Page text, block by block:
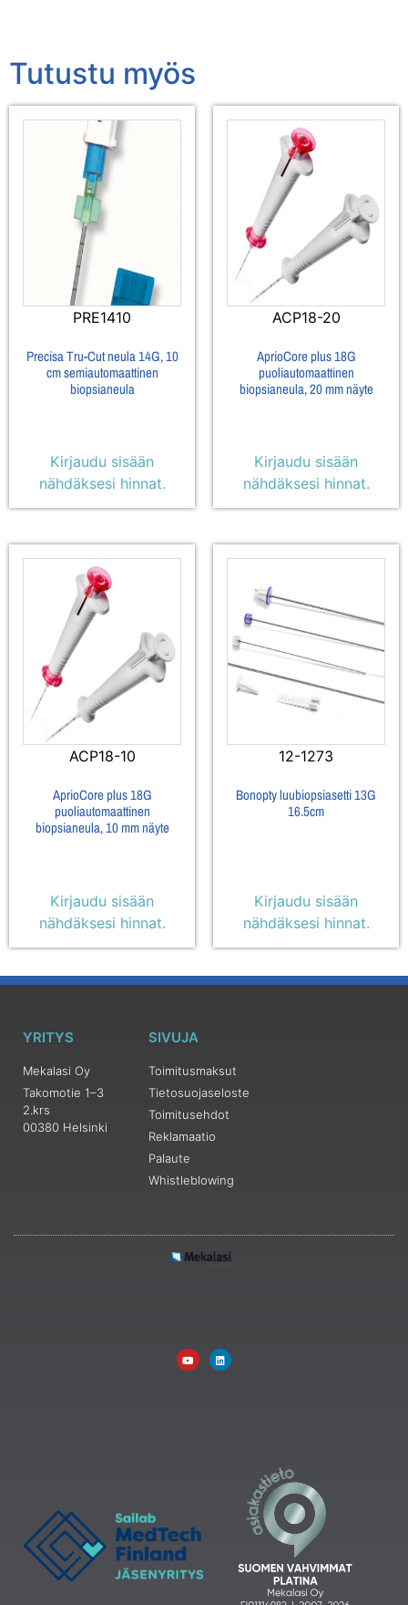
Tutustu myös
PRE1410
Precisa Tru-Cut neula 14G, 10
cm semiautomaattinen
biopsianeula
Kirjaudu sisään
nähdäksesi hinnat.
ACP18-20
AprioCore plus 18G
puoliautomaattinen
biopsianeula, 20 mm näyte
Kirjaudu sisään
nähdäksesi hinnat.
ACP18-10
AprioCore plus 18G
puoliautomaattinen
biopsianeula, 10 mm näyte
Kirjaudu sisään
nähdäksesi hinnat.
12-1273
Bonopty luubiopsiasetti 13G
16.5cm
Kirjaudu sisään
nähdäksesi hinnat.
YRITYS
Mekalasi Oy
Takomotie 1–3
2.krs
00380 Helsinki
SIVUJA
Toimitusmaksut
Tietosuojaseloste
Toimitusehdot
Reklamaatio
Palaute
Whistleblowing